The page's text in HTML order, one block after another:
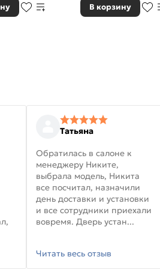
В корзину
Татьяна
Обратилась в салоне к
менеджеру Никите,
выбрала модель, Никита
все посчитал, назначили
день доставки и установки
и все сотрудники приехали
вовремя. Дверь устан...
Читать весь отзыв